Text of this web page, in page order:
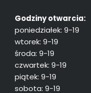
Godziny otwarcia:
poniedziałek: 9-19
wtorek: 9-19
środa: 9-19
czwartek: 9-19
piątek: 9-19
sobota: 9-19